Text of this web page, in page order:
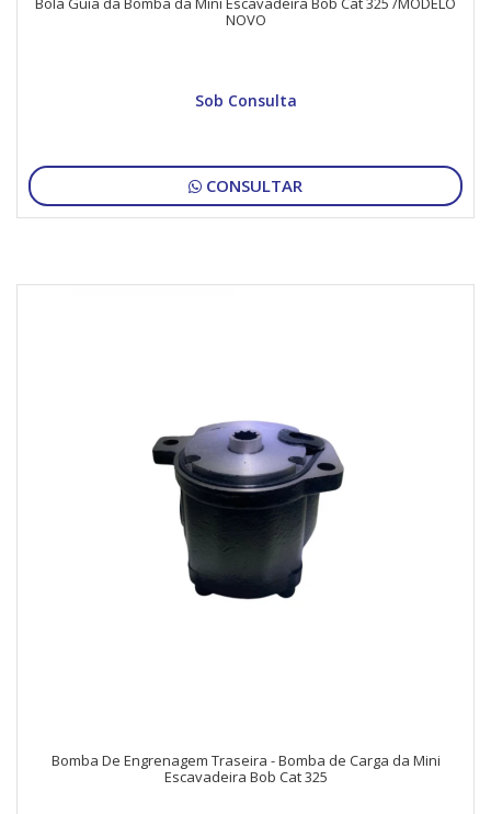
NOVO
Sob Consulta
CONSULTAR
Bomba De Engrenagem Traseira - Bomba de Carga da Mini
Escavadeira Bob Cat 325